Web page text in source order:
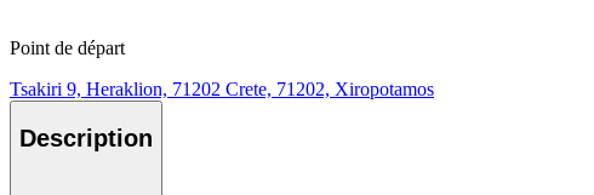
Point de départ
Tsakiri 9, Heraklion, 71202 Crete, 71202, Xiropotamos
Description